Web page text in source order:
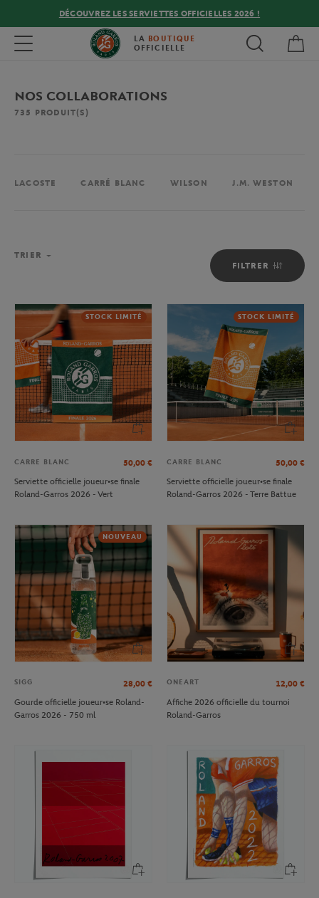
DÉCOUVREZ LES SERVIETTES OFFICIELLES 2026 !
Toggle navigation LA BOUTIQUE
OFFICIELLE
NOS COLLABORATIONS
735 PRODUIT(S)
LACOSTE CARRÉ BLANC WILSON J.M. WESTON
FILTRER
TRIER
STOCK LIMITÉ
CARRE BLANC 50,00 €
Serviette officielle joueur•se finale
Roland-Garros 2026 - Vert
STOCK LIMITÉ
CARRE BLANC 50,00 €
Serviette officielle joueur•se finale
Roland-Garros 2026 - Terre Battue
NOUVEAU
SIGG 28,00 €
Gourde officielle joueur•se Roland-
Garros 2026 - 750 ml
ONEART 12,00 €
Affiche 2026 officielle du tournoi
Roland-Garros